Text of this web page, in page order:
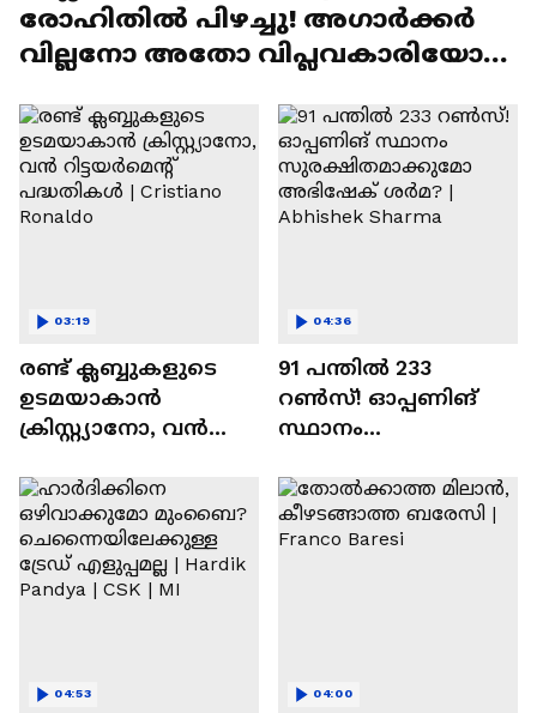
രോഹിതില്‍ പിഴച്ചു! അഗാര്‍ക്കർ
വില്ലനോ അതോ വിപ്ലവകാരിയോ? |
രണ്ട്‌ ക്ലബ്ബുകളുടെ
ഉടമയാകാന്‍
ക്രിസ്റ്റ്യാനോ, വന്‍
പദ്ധതികള്‍ | Cristiano
Ronaldo
03:19
91 പന്തില്‍ 233
റണ്‍സ്! ഓപ്പണിങ്
സ്ഥാനം
അഭിഷേക് ശർമ? |
Abhishek Sharma
04:36
04:53 04:00